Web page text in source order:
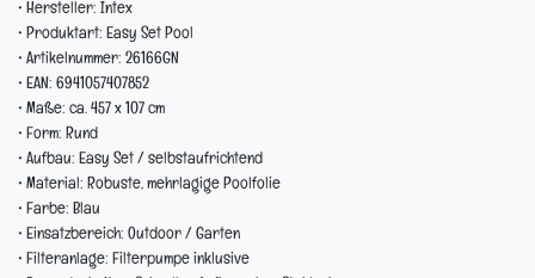
• Hersteller: Intex
• Produktart: Easy Set Pool
• Artikelnummer: 26166GN
• EAN: 6941057407852
• Maße: ca. 457 x 107 cm
• Form: Rund
• Aufbau: Easy Set / selbstaufrichtend
• Material: Robuste, mehrlagige Poolfolie
• Farbe: Blau
• Einsatzbereich: Outdoor / Garten
• Filteranlage: Filterpumpe inklusive